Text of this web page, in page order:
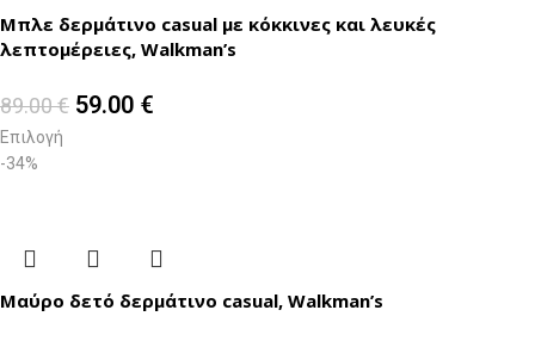
Μπλε δερμάτινο casual με κόκκινες και λευκές
λεπτομέρειες, Walkman’s
89.00€ 59.00 €
Επιλογή
-34%
Μαύρο δετό δερμάτινο casual, Walkman’s